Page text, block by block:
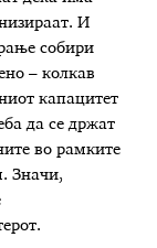
И
собири
– колкав
капацитет
да се држат
во рамките
Значи,